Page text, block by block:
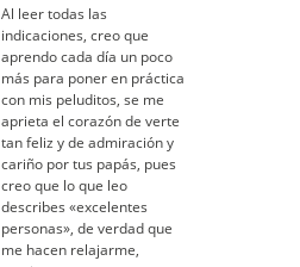
Al leer todas las
indicaciones, creo que
aprendo cada día un poco
más para poner en práctica
con mis peluditos, se me
aprieta el corazón de verte
tan feliz y de admiración y
cariño por tus papás, pues
creo que lo que leo
describes «excelentes
personas», de verdad que
me hacen relajarme,